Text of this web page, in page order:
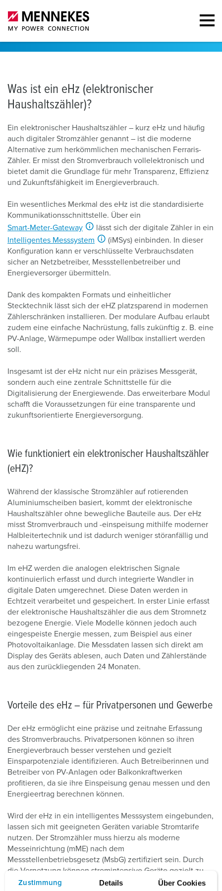
Zustimmung Details Über Cookies
Was ist ein eHz (elektronischer
Haushaltszähler)?
Ein elektronischer Haushaltszähler – kurz eHz und häufig
auch digitaler Stromzähler genannt – ist die moderne
Alternative zum herkömmlichen mechanischen Ferraris-
Zähler. Er misst den Stromverbrauch vollelektronisch und
bietet damit die Grundlage für mehr Transparenz, Effizienz
und Zukunftsfähigkeit im Energieverbrauch.
Ein wesentliches Merkmal des eHz ist die standardisierte
Kommunikationsschnittstelle. Über ein
Smart-Meter-Gateway
lässt sich der digitale Zähler in ein
Intelligentes Messsystem
(iMSys) einbinden. In dieser
Konfiguration kann er verschlüsselte Verbrauchsdaten
sicher an Netzbetreiber, Messstellenbetreiber und
Energieversorger übermitteln.
Dank des kompakten Formats und einheitlicher
Stecktechnik lässt sich der eHZ platzsparend in modernen
Zählerschränken installieren. Der modulare Aufbau erlaubt
zudem eine einfache Nachrüstung, falls zukünftig z. B. eine
PV-Anlage, Wärmepumpe oder Wallbox installiert werden
soll.
Insgesamt ist der eHz nicht nur ein präzises Messgerät,
sondern auch eine zentrale Schnittstelle für die
Digitalisierung der Energiewende. Das erweiterbare Modul
schafft die Voraussetzungen für eine transparente und
zukunftsorientierte Energieversorgung.
Wie funktioniert ein elektronischer Haushaltszähler
(eHZ)?
Während der klassische Stromzähler auf rotierenden
Aluminiumscheiben basiert, kommt der elektronische
Haushaltszähler ohne bewegliche Bauteile aus. Der eHz
misst Stromverbrauch und -einspeisung mithilfe moderner
Halbleitertechnik und ist dadurch weniger störanfällig und
nahezu wartungsfrei.
Im eHZ werden die analogen elektrischen Signale
kontinuierlich erfasst und durch integrierte Wandler in
digitale Daten umgerechnet. Diese Daten werden in
Echtzeit verarbeitet und gespeichert. In erster Linie erfasst
der elektronische Haushaltszähler die aus dem Stromnetz
bezogene Energie. Viele Modelle können jedoch auch
eingespeiste Energie messen, zum Beispiel aus einer
Photovoltaikanlage. Die Messdaten lassen sich direkt am
Display des Geräts ablesen, auch Daten und Zählerstände
aus den zurückliegenden 24 Monaten.
Vorteile des eHz – für Privatpersonen und Gewerbe
Der eHz ermöglicht eine präzise und zeitnahe Erfassung
des Stromverbrauchs. Privatpersonen können so ihren
Energieverbrauch besser verstehen und gezielt
Einsparpotenziale identifizieren. Auch Betreiberinnen und
Betreiber von PV-Anlagen oder Balkonkraftwerken
profitieren, da sie ihre Einspeisung genau messen und den
Energieertrag berechnen können.
Wird der eHz in ein intelligentes Messsystem eingebunden,
lassen sich mit geeigneten Geräten variable Stromtarife
nutzen. Der Stromzähler muss hierzu als moderne
Messeinrichtung (mME) nach dem
Messstellenbetriebsgesetz (MsbG) zertifiziert sein. Durch
die Vernetzung können stromintensive Geräte gezielt zu
tariflich günstigen Zeiten betrieben werden. Das spart nicht